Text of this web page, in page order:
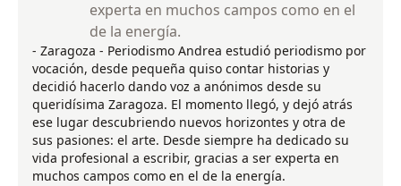
experta en muchos campos como en el
de la energía.
- Zaragoza - Periodismo Andrea estudió periodismo por
vocación, desde pequeña quiso contar historias y
decidió hacerlo dando voz a anónimos desde su
queridísima Zaragoza. El momento llegó, y dejó atrás
ese lugar descubriendo nuevos horizontes y otra de
sus pasiones: el arte. Desde siempre ha dedicado su
vida profesional a escribir, gracias a ser experta en
muchos campos como en el de la energía.